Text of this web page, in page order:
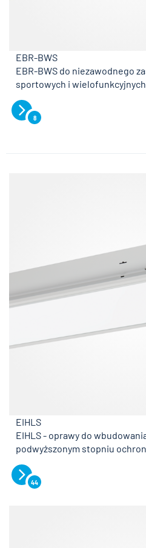
EBR-BWS
EBR-BWS do niezawodnego
sportowych i wielofunkcyjnych
8
EIHLS
EIHLS - oprawy do
podwyższonym stopniu
44